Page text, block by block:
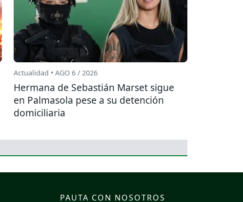
Actualidad • AGO 6 / 2026
Hermana de Sebastián Marset sigue
en Palmasola pese a su detención
domiciliaria
PAUTA CON NOSOTROS